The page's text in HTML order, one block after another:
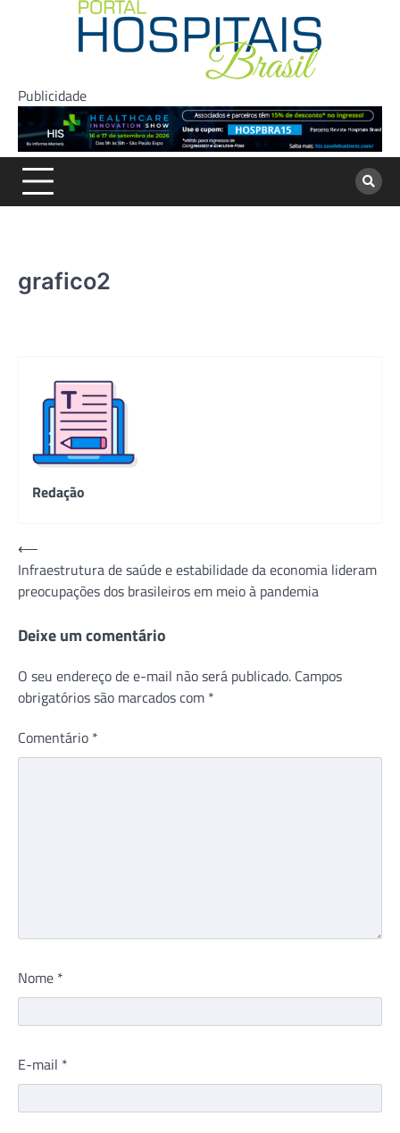
Publicidade
grafico2
Redação
Navegação
de
Post
⟵
Infraestrutura de saúde e estabilidade da economia lideram
preocupações dos brasileiros em meio à pandemia
Deixe um comentário
O seu endereço de e-mail não será publicado. Campos
obrigatórios são marcados com *
Comentário *
Nome *
E-mail *